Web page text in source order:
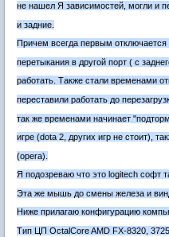
не нашел Я зависимостей, могли и
и задние.
Причем всегда первым
перетыкания в другой порт ( с
работать. Также стали временами
переставили работать до
так же временами начинает
игре (dota 2, других игр не стоит),
(opera).
Я подозреваю что это logitech софт
Эта же мышь до смены железа и
Ниже прилагаю конфигурацию
Тип ЦП OctalCore AMD FX-8320,